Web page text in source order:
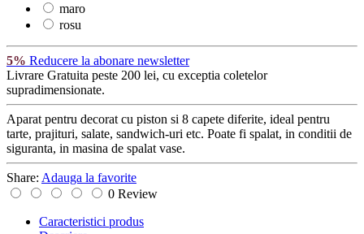
maro
rosu
5% Reducere la abonare newsletter
Livrare Gratuita peste 200 lei, cu exceptia coletelor
supradimensionate.
Aparat pentru decorat cu piston si 8 capete diferite, ideal pentru
tarte, prajituri, salate, sandwich-uri etc. Poate fi spalat, in conditii de
siguranta, in masina de spalat vase.
Share: Adauga la favorite
0 Review
Caracteristici produs